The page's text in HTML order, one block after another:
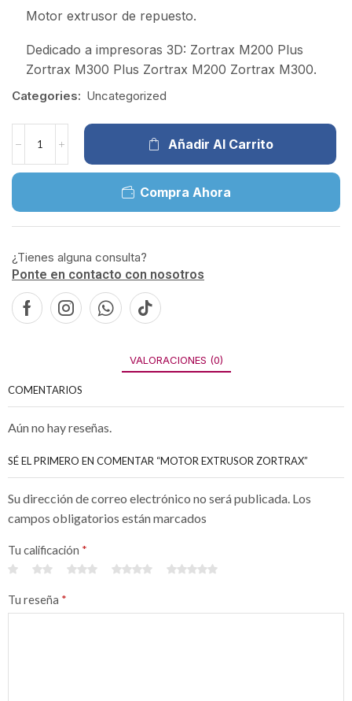
Motor extrusor de repuesto.
Dedicado a impresoras 3D: Zortrax M200 Plus
Zortrax M300 Plus Zortrax M200 Zortrax M300.
Categories: Uncategorized
Añadir Al Carrito
Compra Ahora
¿Tienes alguna consulta?
Ponte en contacto con nosotros
VALORACIONES (0)
COMENTARIOS
Aún no hay reseñas.
SÉ EL PRIMERO EN COMENTAR “MOTOR EXTRUSOR ZORTRAX”
Su dirección de correo electrónico no será publicada. Los
campos obligatorios están marcados
Tu calificación *
Tu reseña *